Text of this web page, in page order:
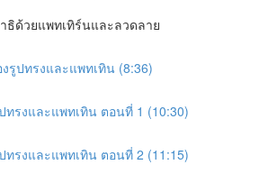
ธิด้วยแพทเทิร์นและลวดลาย
งรูปทรงและแพทเทิน (8:36)
ทรงและแพทเทิน ตอนที่ 1 (10:30)
ทรงและแพทเทิน ตอนที่ 2 (11:15)